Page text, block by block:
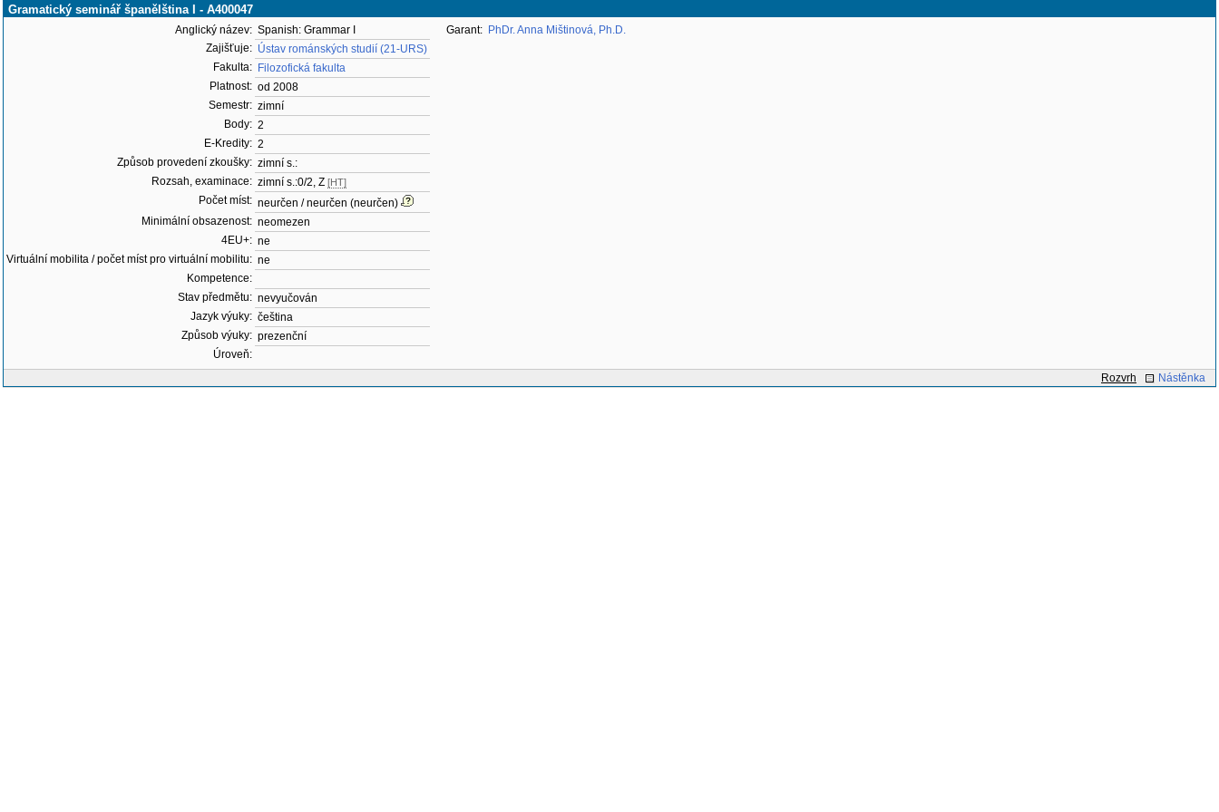
Gramatický seminář španělština I - A400047
Anglický název: Spanish: Grammar I
Zajišťuje: Ústav románských studií (21-URS)
Fakulta: Filozofická fakulta
Platnost: od 2008
Semestr: zimní
Body: 2
E-Kredity: 2
Způsob provedení zkoušky: zimní s.:
Rozsah, examinace: zimní s.:0/2, Z [HT]
Počet míst: neurčen / neurčen (neurčen)
Minimální obsazenost: neomezen
4EU+: ne
Virtuální mobilita / počet míst pro virtuální mobilitu: ne
Kompetence:
Stav předmětu: nevyučován
Jazyk výuky: čeština
Způsob výuky: prezenční
Úroveň:
Garant: PhDr. Anna Mištinová, Ph.D.
Rozvrh Nástěnka